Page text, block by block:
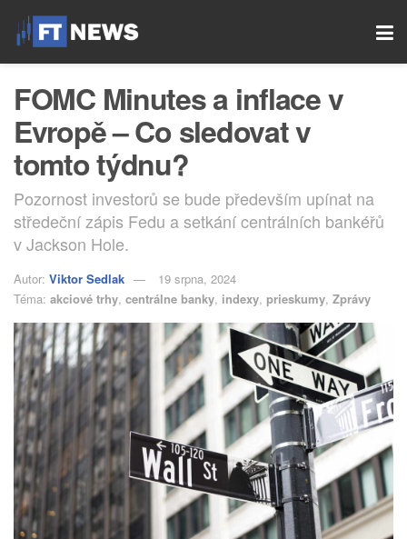
FOMC Minutes a inflace v
Evropě – Co sledovat v
tomto týdnu?
Pozornost investorů se bude především upínat na
středeční zápis Fedu a setkání centrálních bankéřů
v Jackson Hole.
Autor: Viktor Sedlak
19 srpna, 2024
Téma: akciové trhy, centrálne banky, indexy, prieskumy, Zprávy